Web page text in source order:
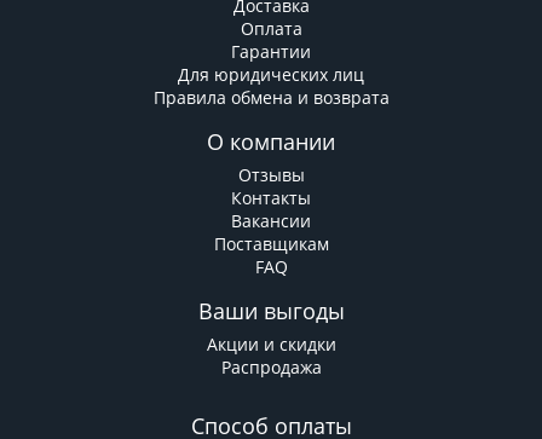
Доставка
Оплата
Гарантии
Для юридических лиц
Правила обмена и возврата
О компании
Отзывы
Контакты
Вакансии
Поставщикам
FAQ
Ваши выгоды
Акции и скидки
Распродажа
Способ оплаты